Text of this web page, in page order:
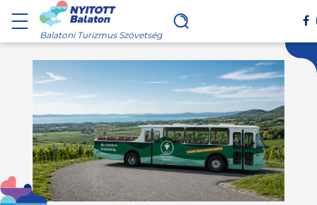
Balatoni Turizmus Szövetség